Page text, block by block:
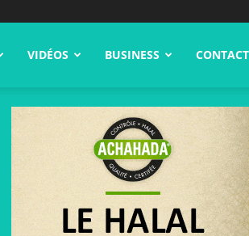
VIDÉOS BUSINESS CONTACT